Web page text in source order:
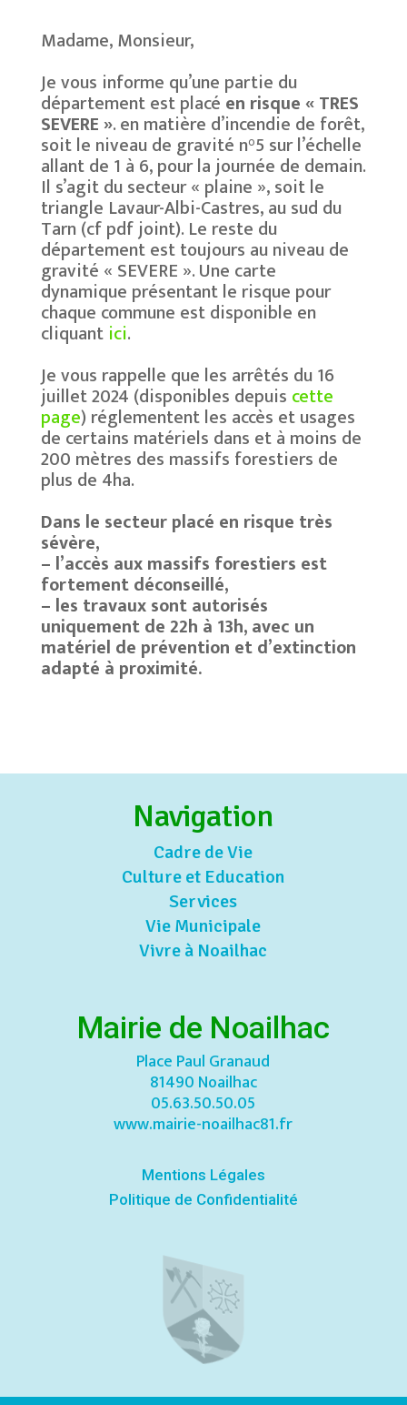
Madame, Monsieur,
Je vous informe qu’une partie du
département est placé en risque « TRES
SEVERE ». en matière d’incendie de forêt,
soit le niveau de gravité n°5 sur l’échelle
allant de 1 à 6, pour la journée de demain.
Il s’agit du secteur « plaine », soit le
triangle Lavaur-Albi-Castres, au sud du
Tarn (cf pdf joint). Le reste du
département est toujours au niveau de
gravité « SEVERE ». Une carte
dynamique présentant le risque pour
chaque commune est disponible en
cliquant ici.
Je vous rappelle que les arrêtés du 16
juillet 2024 (disponibles depuis cette
page) réglementent les accès et usages
de certains matériels dans et à moins de
200 mètres des massifs forestiers de
plus de 4ha.
Dans le secteur placé en risque très
sévère,
– l’accès aux massifs forestiers est
fortement déconseillé,
– les travaux sont autorisés
uniquement de 22h à 13h, avec un
matériel de prévention et d’extinction
adapté à proximité.
Navigation
Cadre de Vie
Culture et Education
Services
Vie Municipale
Vivre à Noailhac
Mairie de Noailhac
Place Paul Granaud
81490 Noailhac
05.63.50.50.05
www.mairie-noailhac81.fr
Mentions Légales
Politique de Confidentialité